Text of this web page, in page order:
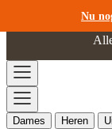
Nu
Ga naar de inhoud
Dames Heren